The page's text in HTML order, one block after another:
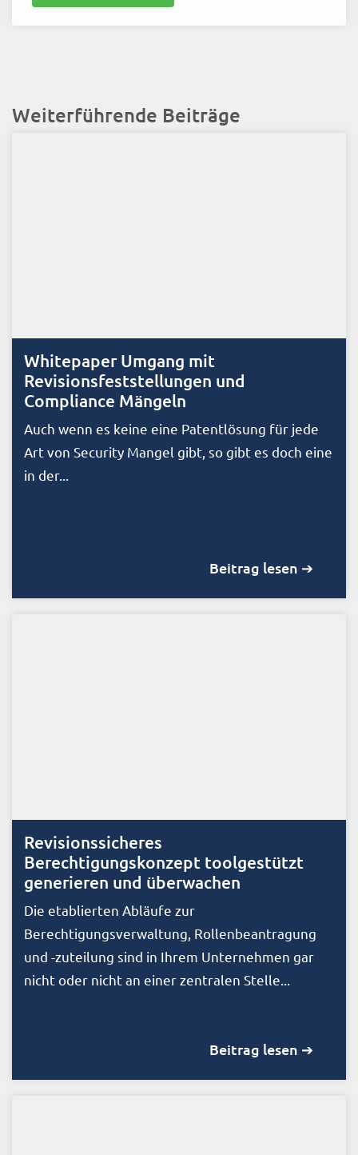
Weiterführende Beiträge
Whitepaper Umgang mit
Revisionsfeststellungen und
Compliance Mängeln
Auch wenn es keine eine Patentlösung für jede
Art von Security Mangel gibt, so gibt es doch eine
in der...
Beitrag lesen ➔
Revisionssicheres
Berechtigungskonzept toolgestützt
generieren und überwachen
Die etablierten Abläufe zur
Berechtigungsverwaltung, Rollenbeantragung
und -zuteilung sind in Ihrem Unternehmen gar
nicht oder nicht an einer zentralen Stelle...
Beitrag lesen ➔